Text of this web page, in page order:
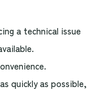
a technical issue
quickly as possible,